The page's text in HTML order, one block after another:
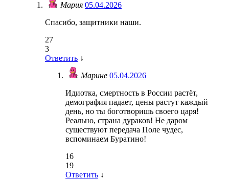
Мария 05.04.2026
Спасибо, защитники наши.
27
3
Ответить ↓
Марине 05.04.2026
Идиотка, смертность в России растёт,
демография падает, цены растут каждый
день, но ты боготворишь своего царя!
Реально, страна дураков! Не даром
существуют передача Поле чудес,
вспоминаем Буратино!
16
19
Ответить ↓